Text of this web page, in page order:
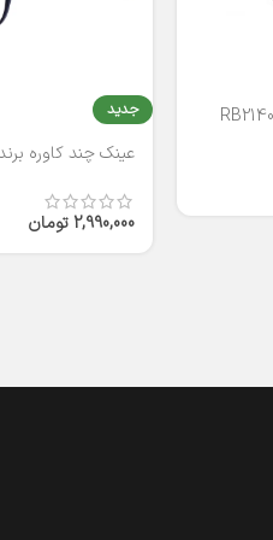
جدید
2,990,000 تومان